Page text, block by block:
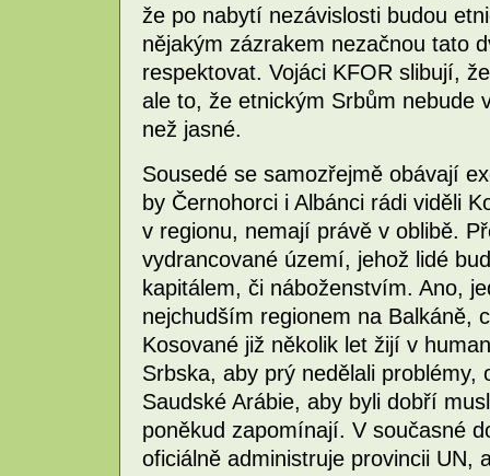
že po nabytí nezávislosti budou
nějakým zázrakem nezačnou tato
respektovat. Vojáci KFOR slibují,
ale to, že etnickým Srbům nebude
než jasné.
Sousedé se samozřejmě obávají
by Černohorci i Albánci rádi viděli
v regionu, nemají právě v oblibě.
vydrancované území, jehož lidé
kapitálem, či náboženstvím. Ano,
nejchudším regionem na Balkáně,
Kosované již několik let žijí v
Srbska, aby prý nedělali
Saudské Arábie, aby byli dobří
poněkud zapomínají. V současné
oficiálně administruje provincii UN,